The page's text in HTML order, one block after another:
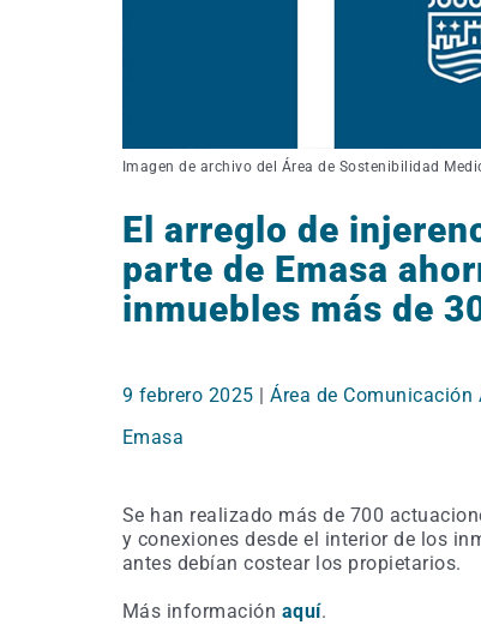
Imagen de archivo del Área de Sostenibilidad
El arreglo de
parte de Emasa
inmuebles más de
9 febrero 2025 |Área de Comunicación
Emasa
Se han realizado más de 700
y conexiones desde el interior de los
antes debían costear los propietarios.
Más información aquí.